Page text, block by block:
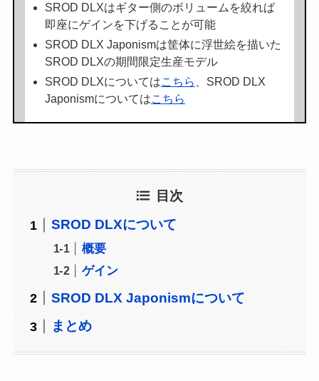
SROD DLXはギター側のボリュームを絞れば
即座にゲインを下げることが可能
SROD DLX Japonismは筐体に浮世絵を描いた
SROD DLXの期間限定生産モデル
SROD DLXについてはこちら
、SROD DLX
Japonismについてはこちら
目次
SROD DLXについて
概要
ゲイン
SROD DLX Japonismについて
まとめ